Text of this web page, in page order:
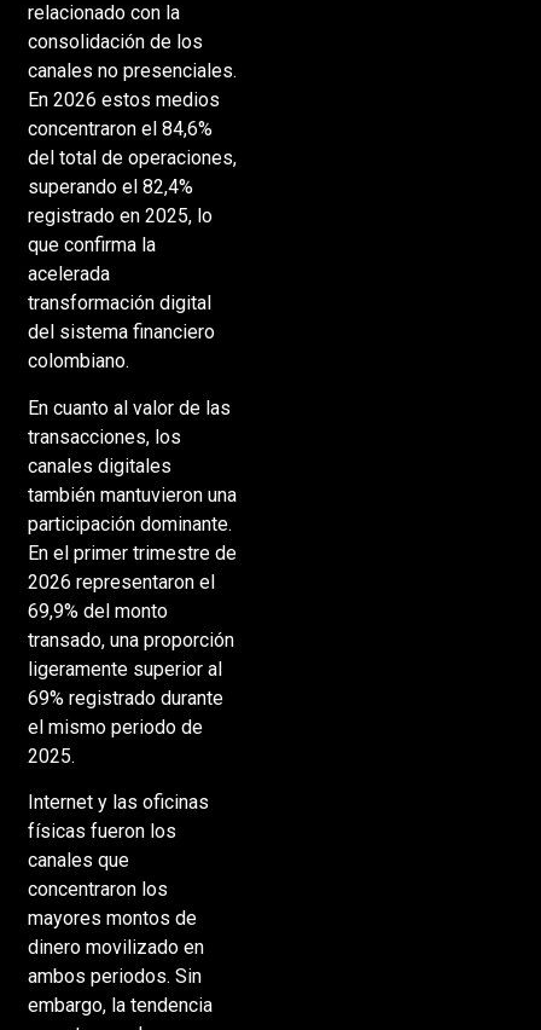
relacionado con la
consolidación de los
canales no presenciales.
En 2026 estos medios
concentraron el 84,6%
del total de operaciones,
superando el 82,4%
registrado en 2025, lo
que confirma la
acelerada
transformación digital
del sistema financiero
colombiano.
En cuanto al valor de las
transacciones, los
canales digitales
también mantuvieron una
participación dominante.
En el primer trimestre de
2026 representaron el
69,9% del monto
transado, una proporción
ligeramente superior al
69% registrado durante
el mismo periodo de
2025.
Internet y las oficinas
físicas fueron los
canales que
concentraron los
mayores montos de
dinero movilizado en
ambos periodos. Sin
embargo, la tendencia